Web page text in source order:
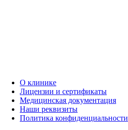
О клинике
Лицензии и сертификаты
Медицинская документация
Наши реквизиты
Политика конфиденциальности